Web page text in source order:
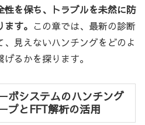
性を保ち、トラブルを未然に防
す。 この章では、最新の診断
見えないハンチングをどのよ
るかを探ります。
ボシステムのハンチング
プとFFT解析の活用